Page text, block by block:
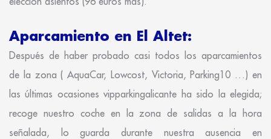
Aparcamiento en El Altet:
Después de haber probado casi todos los aparcamientos
de la zona ( AquaCar, Lowcost, Victoria, Parking10 …) en
las últimas ocasiones vipparkingalicante ha sido la elegida;
recoge nuestro coche en la zona de salidas a la hora
señalada, lo guarda durante nuestra ausencia en